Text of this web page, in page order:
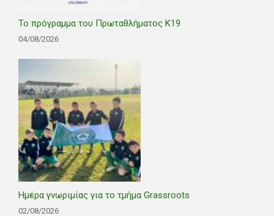
Το πρόγραμμα του Πρωταθλήματος Κ19
04/08/2026
Ημέρα γνωριμίας για το τμήμα Grassroots
02/08/2026